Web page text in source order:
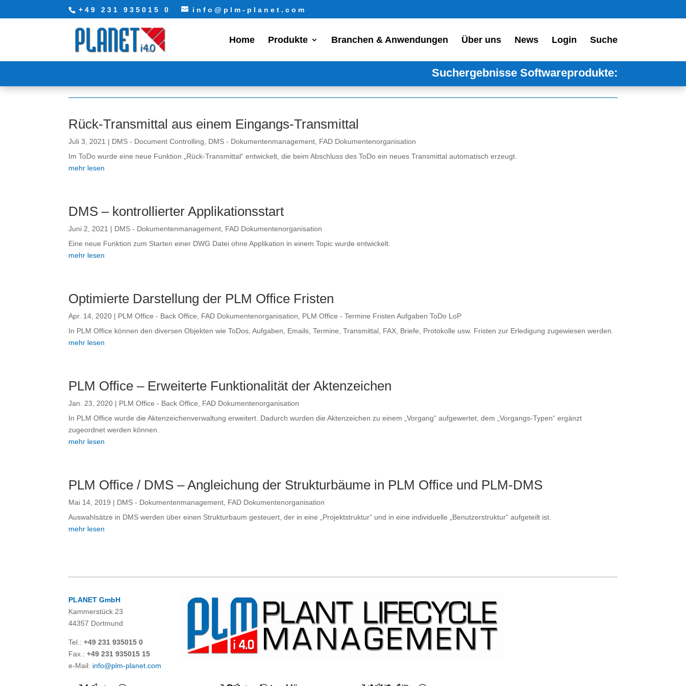
+49 231 935015 0 info@plm-planet.com
Home Produkte Branchen & Anwendungen Über uns News Login Suche
Suchergebnisse Softwareprodukte:
Rück-Transmittal aus einem Eingangs-Transmittal
Juli 3, 2021 | DMS - Document Controlling DMS - Dokumentenmanagement FAD Dokumentenorganisation
Im ToDo wurde eine neue Funktion „Rück-Transmittal“ entwickelt, die beim Abschluss des ToDo ein neues Transmittal automatisch erzeugt.
mehr lesen
DMS – kontrollierter Applikationsstart
Juni 2, 2021 | DMS - Dokumentenmanagement FAD Dokumentenorganisation
Eine neue Funktion zum Starten einer DWG Datei ohne Applikation in einem Topic wurde entwickelt.
mehr lesen
Optimierte Darstellung der PLM Office Fristen
Apr. 14, 2020 | PLM Office - Back Office FAD Dokumentenorganisation
PLM Office - Termine Fristen Aufgaben ToDo LoP
In PLM Office können den diversen Objekten wie ToDos, Aufgaben, Emails, Termine, Transmittal, FAX, Briefe, Protokolle usw. Fristen zur Erledigung zugewiesen werden.
mehr lesen
PLM Office – Erweiterte Funktionalität der Aktenzeichen
Jan. 23, 2020 | PLM Office - Back Office
FAD Dokumentenorganisation
In PLM Office wurde die Aktenzeichenverwaltung erweitert. Dadurch wurden die Aktenzeichen zu einem „Vorgang“ aufgewertet, dem „Vorgangs-Typen“ ergänzt
zugeordnet werden können.
mehr lesen
PLM Office / DMS – Angleichung der Strukturbäume in PLM Office und PLM-DMS
Mai 14, 2019 | DMS - Dokumentenmanagement FAD Dokumentenorganisation
Auswahlsätze in DMS werden über einen Strukturbaum gesteuert, der in eine „Projektstruktur“ und in eine individuelle „Benutzerstruktur“ aufgeteilt ist.
mehr lesen
PLANET GmbH
Kammerstück 23
44357 Dortmund
Tel.:+49 231 935015 0
Fax.:+49 231 935015 15
e-Mail: info@plm-planet.com